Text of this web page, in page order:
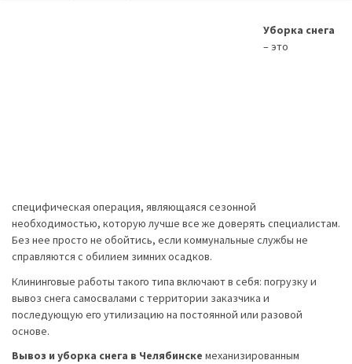
Уборка снега
– это
специфическая операция, являющаяся сезонной
необходимостью, которую лучше все же доверять специалистам.
Без нее просто не обойтись, если коммунальные службы не
справляются с обилием зимних осадков.
Клининговые работы такого типа включают в себя: погрузку и
вывоз снега самосвалами с территории заказчика и
последующую его утилизацию на постоянной или разовой
основе.
Вывоз и уборка снега в Челябинске механизированным